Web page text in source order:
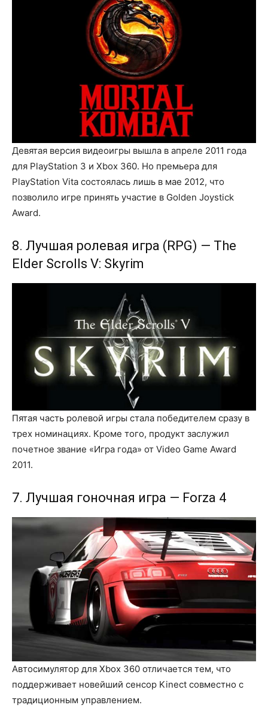
Девятая версия видеоигры вышла в апреле 2011 года
для PlayStation 3 и Xbox 360. Но премьера для
PlayStation Vita состоялась лишь в мае 2012, что
позволило игре принять участие в Golden Joystick
Award.
8. Лучшая ролевая игра (RPG) — The
Elder Scrolls V: Skyrim
Пятая часть ролевой игры стала победителем сразу в
трех номинациях. Кроме того, продукт заслужил
почетное звание «Игра года» от Video Game Award
2011.
7. Лучшая гоночная игра — Forza 4
Автосимулятор для Xbox 360 отличается тем, что
поддерживает новейший сенсор Kinect совместно с
традиционным управлением.